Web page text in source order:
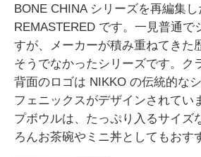
BONE CHINA シリーズを再編集
REMASTERED です。一見普通で
すが、メーカーが積み重ねてきた
そうでなかったシリーズです。ク
背面のロゴは NIKKO の伝統的な
フェニックスがデザインされてい
プボウルは、たっぷり入るサイズ
ろんお茶碗やミニ丼としてもおす